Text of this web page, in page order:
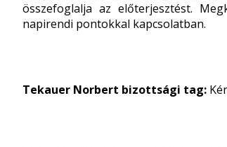
összefoglalja az előterjesztést.
napirendi pontokkal kapcsolatban.
Tekauer Norbert bizottsági tag: